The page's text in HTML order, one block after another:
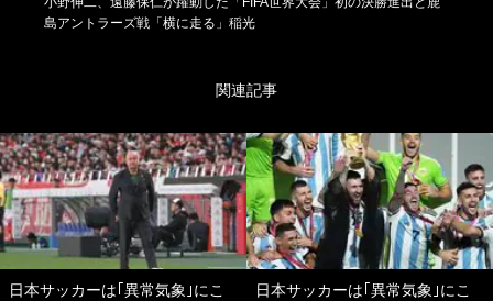
島アントラーズ戦「横に走る」稲光
関連記事
日本サッカーは｢異常気象｣にこ
日本サッカーは｢異常気象｣にこ